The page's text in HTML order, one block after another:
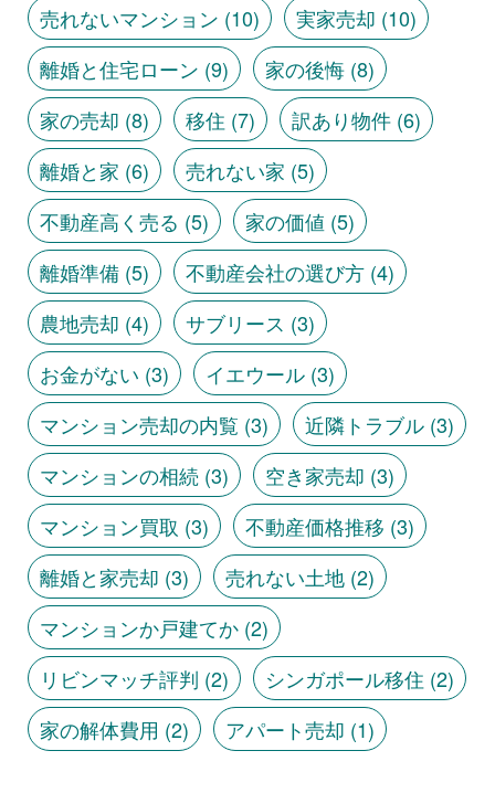
売れないマンション (10) 実家売却 (10)
離婚と住宅ローン (9) 家の後悔(8)
家の売却 (8) 移住 (7) 訳あり物件(6)
離婚と家 (6) 売れない家 (5)
不動産高く売る (5) 家の価値 (5)
離婚準備(5) 不動産会社の選び方(4)
農地売却 (4) サブリース (3)
お金がない (3) イエウール(3)
マンション売却の内覧 (3) 近隣トラブル(3)
マンションの相続(3) 空き家売却 (3)
マンション買取 (3) 不動産価格推移 (3)
離婚と家売却 (3) 売れない土地(2)
マンションか戸建てか(2)
リビンマッチ評判 (2) シンガポール移住 (2)
家の解体費用 (2) アパート売却 (1)